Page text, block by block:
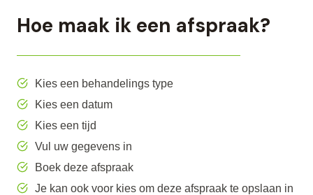
Hoe maak ik een afspraak?
Kies een behandelings type
Kies een datum
Kies een tijd
Vul uw gegevens in
Boek deze afspraak
Je kan ook voor kies om deze afspraak te opslaan in